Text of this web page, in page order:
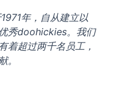
年，自从建立以
秀doohickies。我们
着超过两千名员工，
。